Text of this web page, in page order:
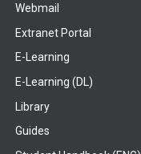
Webmail
Extranet Portal
E-Learning
E-Learning (DL)
Library
Guides